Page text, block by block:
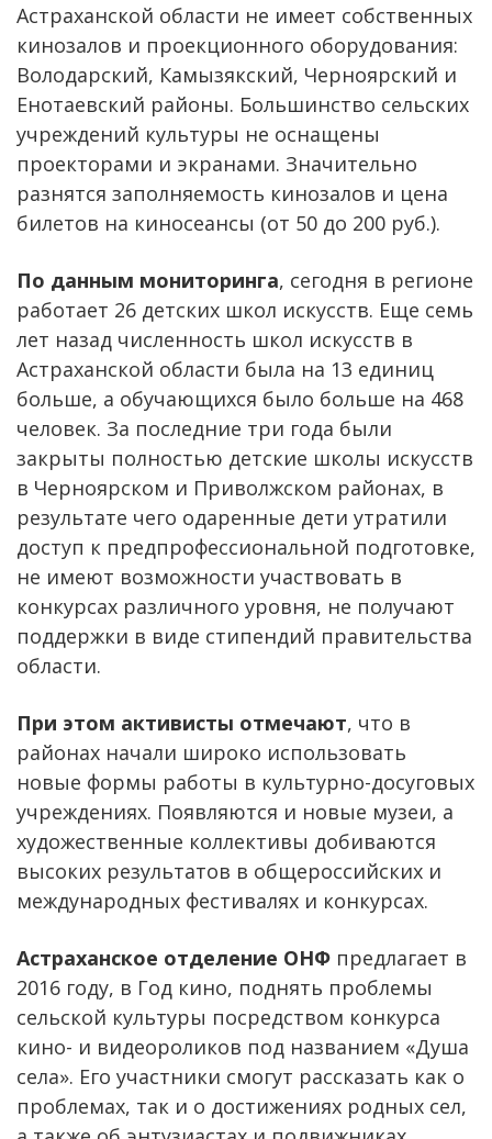
Астраханской области не имеет собственных
кинозалов и проекционного оборудования:
Володарский, Камызякский, Черноярский и
Енотаевский районы. Большинство сельских
учреждений культуры не оснащены
проекторами и экранами. Значительно
разнятся заполняемость кинозалов и цена
билетов на киносеансы (от 50 до 200 руб.).
По данным мониторинга, сегодня в регионе
работает 26 детских школ искусств. Еще семь
лет назад численность школ искусств в
Астраханской области была на 13 единиц
больше, а обучающихся было больше на 468
человек. За последние три года были
закрыты полностью детские школы искусств
в Черноярском и Приволжском районах, в
результате чего одаренные дети утратили
доступ к предпрофессиональной подготовке,
не имеют возможности участвовать в
конкурсах различного уровня, не получают
поддержки в виде стипендий правительства
области.
При этом активисты отмечают, что в
районах начали широко использовать
новые формы работы в культурно-досуговых
учреждениях. Появляются и новые музеи, а
художественные коллективы добиваются
высоких результатов в общероссийских и
международных фестивалях и конкурсах.
Астраханское отделение ОНФ предлагает в
2016 году, в Год кино, поднять проблемы
сельской культуры посредством конкурса
кино- и видеороликов под названием «Душа
села». Его участники смогут рассказать как о
проблемах, так и о достижениях родных сел,